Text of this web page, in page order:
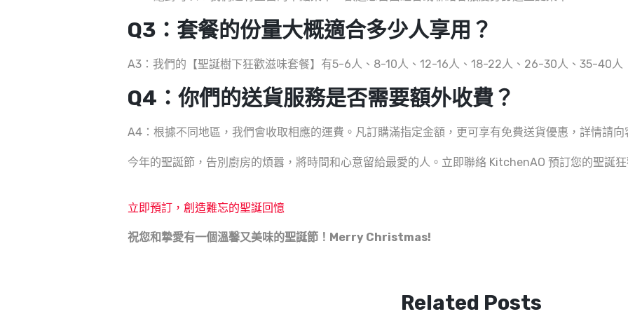
Q3：套餐的份量大概適合多少人享用？
A3：我們的【聖誕樹下狂歡滋味套餐】有5-6人、8-10人、12-16人、18-22人、26-30人、35-40人
Q4：你們的送貨服務是否需要額外收費？
A4：根據不同地區，我們會收取相應的運費。凡訂購滿指定金額，更可享有免費送貨優惠，詳情請向
今年的聖誕節，告別廚房的煩囂，將時間和心意留給最愛的人。立即聯絡 KitchenAO 預訂您的聖誕狂
立即預訂，創造難忘的聖誕回憶
祝您和摯愛有一個溫馨又美味的聖誕節！Merry Christmas!
Related Posts